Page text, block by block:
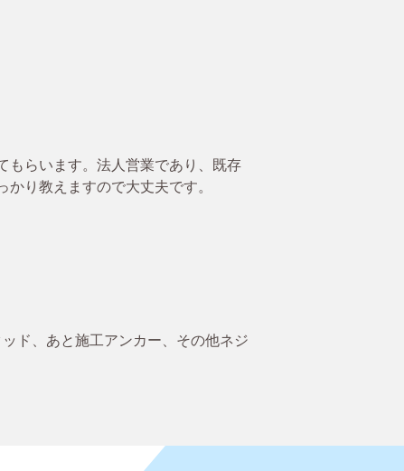
もらいます。法人営業であり、既存
り教えますので大丈夫です。
ド、あと施工アンカー、その他ネジ